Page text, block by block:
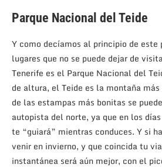
Parque Nacional del Teide
Y como decíamos al principio de este
lugares que no se puede dejar de
Tenerife es el Parque Nacional del
de altura, el Teide es la montaña
de las estampas más bonitas se
autopista del norte, ya que en los
te “guiará” mientras conduces. Y si
venir en invierno, y que coincida tu
instantánea será aún mejor, con el